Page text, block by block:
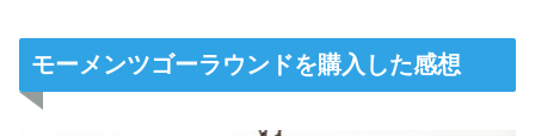
モーメンツゴーラウンドを購入した感想